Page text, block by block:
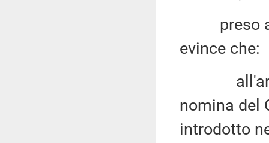
preso
evince che:
nomina del
introdotto